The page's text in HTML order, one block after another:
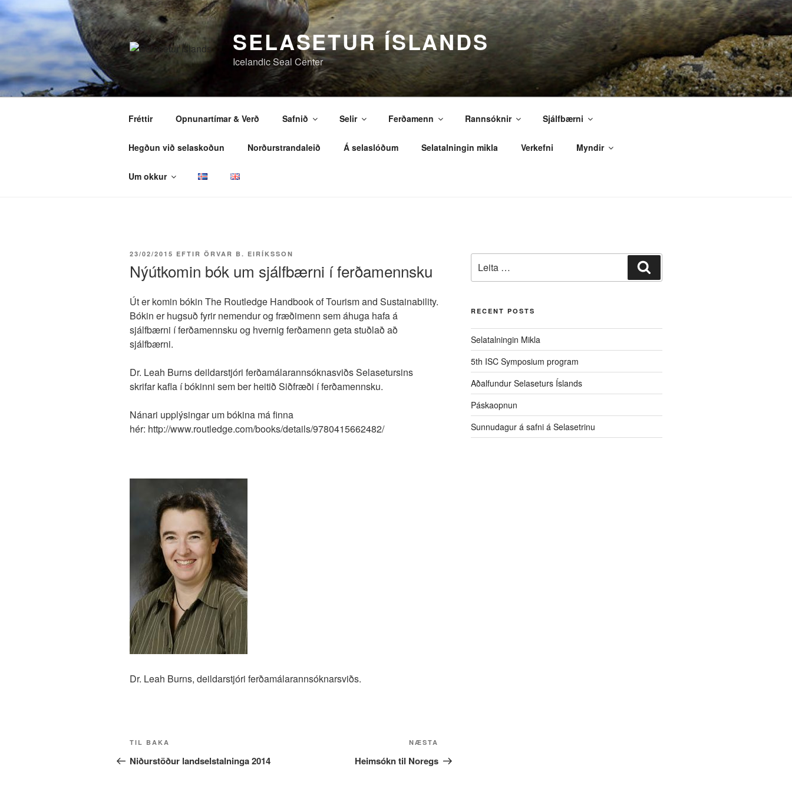
að
SELASETUR ÍSLANDS
Icelandic Seal Center
Fréttir Opnunartímar & Verð Safnið Selir Ferðamenn Rannsóknir Sjálfbærni
Hegðun við selaskoðun Norðurstrandaleið Á selaslóðum Selatalningin mikla Verkefni Myndir
Um okkur
BIRT
23/02/2015 EFTIR ÖRVAR B. EIRÍKSSON
Nýútkomin bók um sjálfbærni í ferðamennsku
Út er komin bókin The Routledge Handbook of Tourism and Sustainability.
Bókin er hugsuð fyrir nemendur og fræðimenn sem áhuga hafa á
sjálfbærni í ferðamennsku og hvernig ferðamenn geta stuðlað að
sjálfbærni.
Dr. Leah Burns deildarstjóri ferðamálarannsóknasviðs Selasetursins
skrifar kafla í bókinni sem ber heitið Siðfræði í ferðamennsku.
Nánari upplýsingar um bókina má finna
hér: http://www.routledge.com/books/details/9780415662482/
Dr. Leah Burns, deildarstjóri ferðamálarannsóknarsviðs.
Post
navigation
Fyrri
færsla
TIL BAKA
Niðurstöður landselstalninga 2014
færsla
NÆSTA
Heimsókn til Noregs
eftir:
RECENT POSTS
Selatalningin Mikla
5th ISC Symposium program
Aðalfundur Selaseturs Íslands
Páskaopnun
Sunnudagur á safni á Selasetrinu